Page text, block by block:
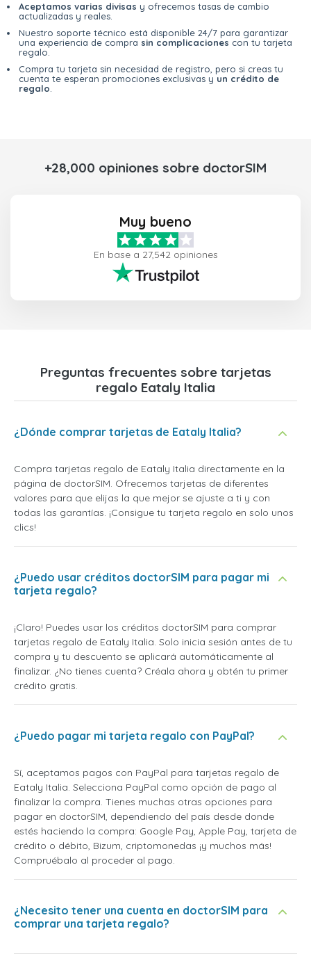
Aceptamos varias divisas y ofrecemos tasas de cambio
actualizadas y reales.
Nuestro soporte técnico está disponible 24/7 para garantizar
una experiencia de compra sin complicaciones con tu tarjeta
regalo.
Compra tu tarjeta sin necesidad de registro, pero si creas tu
cuenta te esperan promociones exclusivas y un crédito de
regalo
+28,000 opiniones sobre doctorSIM
Muy bueno
En base a 27,542 opiniones
Preguntas frecuentes sobre tarjetas
regalo Eataly Italia
¿Dónde comprar tarjetas de Eataly Italia?
Compra tarjetas regalo de Eataly Italia directamente en la
página de doctorSIM. Ofrecemos tarjetas de diferentes
valores para que elijas la que mejor se ajuste a ti y con
todas las garantías. ¡Consigue tu tarjeta regalo en solo unos
clics!
¿Puedo usar créditos doctorSIM para pagar mi
tarjeta regalo?
¡Claro! Puedes usar los créditos doctorSIM para comprar
tarjetas regalo de Eataly Italia. Solo inicia sesión antes de tu
compra y tu descuento se aplicará automáticamente al
finalizar. ¿No tienes cuenta? Créala ahora y obtén tu primer
crédito gratis.
¿Puedo pagar mi tarjeta regalo con PayPal?
Sí, aceptamos pagos con PayPal para tarjetas regalo de
Eataly Italia. Selecciona PayPal como opción de pago al
finalizar la compra. Tienes muchas otras opciones para
pagar en doctorSIM, dependiendo del país desde donde
estés haciendo la compra: Google Pay, Apple Pay, tarjeta de
crédito o débito, Bizum, criptomonedas ¡y muchos más!
Compruébalo al proceder al pago.
¿Necesito tener una cuenta en doctorSIM para
comprar una tarjeta regalo?